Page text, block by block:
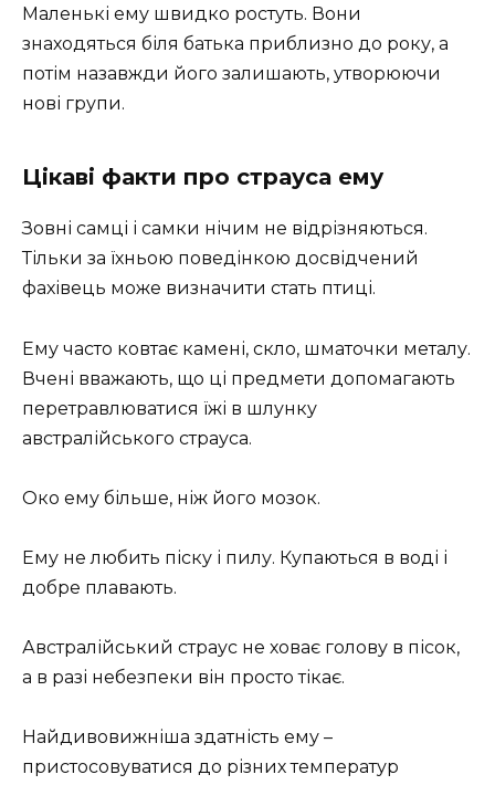
Маленькі ему швидко ростуть. Вони
знаходяться біля батька приблизно до року, а
потім назавжди його залишають, утворюючи
нові групи.
Цікаві факти про страуса ему
Зовні самці і самки нічим не відрізняються.
Тільки за їхньою поведінкою досвідчений
фахівець може визначити стать птиці.
Ему часто ковтає камені, скло, шматочки металу.
Вчені вважають, що ці предмети допомагають
перетравлюватися їжі в шлунку
австралійського страуса.
Око ему більше, ніж його мозок.
Ему не любить піску і пилу. Купаються в воді і
добре плавають.
Австралійський страус не ховає голову в пісок,
а в разі небезпеки він просто тікає.
Найдивовижніша здатність ему –
пристосовуватися до різних температур